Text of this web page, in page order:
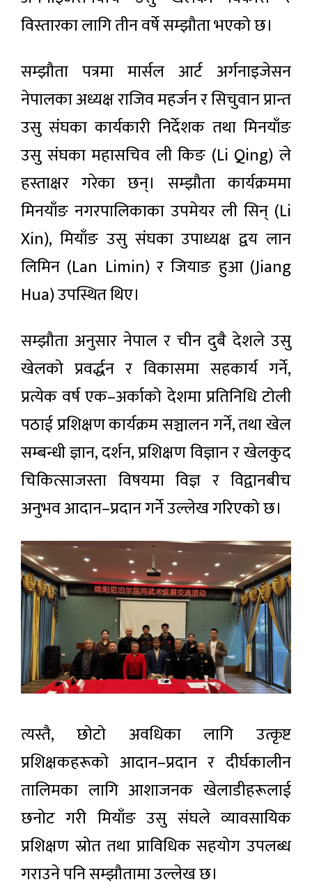
विस्तारका लागि तीन वर्षे सम्झौता भएको छ।
सम्झौता पत्रमा मार्सल आर्ट अर्गनाइजेसन
नेपालका अध्यक्ष राजिव महर्जन र सिचुवान प्रान्त
उसु संघका कार्यकारी निर्देशक तथा मिनयाँङ
उसु संघका महासचिव ली किङ (Li Qing) ले
हस्ताक्षर गरेका छन्। सम्झौता कार्यक्रममा
मिनयाँङ नगरपालिकाका उपमेयर ली सिन् (Li
Xin), मियाँङ उसु संघका उपाध्यक्ष द्वय लान
लिमिन (Lan Limin) र जियाङ हुआ (Jiang
Hua) उपस्थित थिए।
सम्झौता अनुसार नेपाल र चीन दुबै देशले उसु
खेलको प्रवर्द्धन र विकासमा सहकार्य गर्ने,
प्रत्येक वर्ष एक–अर्काको देशमा प्रतिनिधि टोली
पठाई प्रशिक्षण कार्यक्रम सञ्चालन गर्ने, तथा खेल
सम्बन्धी ज्ञान, दर्शन, प्रशिक्षण विज्ञान र खेलकुद
चिकित्साजस्ता विषयमा विज्ञ र विद्वानबीच
अनुभव आदान–प्रदान गर्ने उल्लेख गरिएको छ।
त्यस्तै, छोटो अवधिका लागि उत्कृष्ट
प्रशिक्षकहरूको आदान–प्रदान र दीर्घकालीन
तालिमका लागि आशाजनक खेलाडीहरूलाई
छनोट गरी मियाँङ उसु संघले व्यावसायिक
प्रशिक्षण स्रोत तथा प्राविधिक सहयोग उपलब्ध
गराउने पनि सम्झौतामा उल्लेख छ।